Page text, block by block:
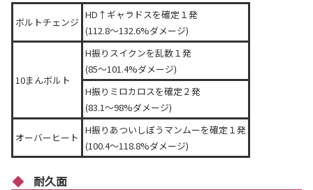
ボルトチェンジ
HD↑ギャラドスを確定１発
(112.8～132.6%ダメージ)
10まんボルト
H振りスイクンを乱数１発
(85～101.4%ダメージ)
H振りミロカロスを確定２発
(83.1～98%ダメージ)
オーバーヒート
H振りあついしぼうマンムーを確定１発
(100.4～118.8%ダメージ)
耐久面